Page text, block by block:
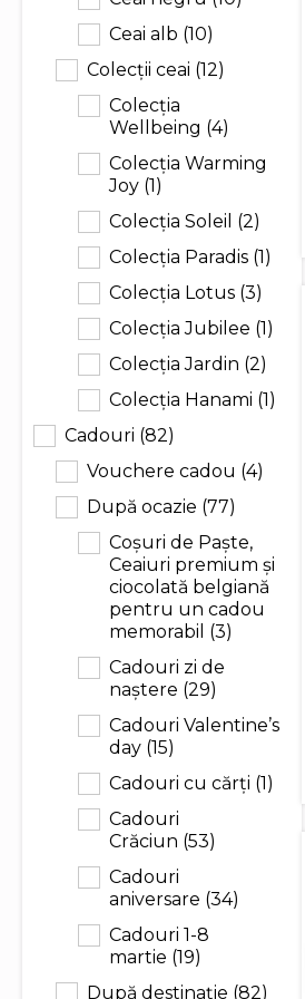
Ceai alb (10)
Colecții ceai (12)
Colecția
Wellbeing (4)
Colecția Warming
Joy (1)
Colecția Soleil (2)
Colecția Paradis (1)
Colecția Lotus (3)
Colecția Jubilee (1)
Colecția Jardin (2)
Colecția Hanami (1)
Cadouri (82)
Vouchere cadou (4)
După ocazie (77)
Coșuri de Paște,
Ceaiuri premium și
ciocolată belgiană
pentru un cadou
memorabil (3)
Cadouri zi de
naștere (29)
Cadouri Valentine’s
day (15)
Cadouri cu cărți (1)
Cadouri
Crăciun (53)
Cadouri
aniversare (34)
Cadouri 1-8
martie (19)
După destinație (82)